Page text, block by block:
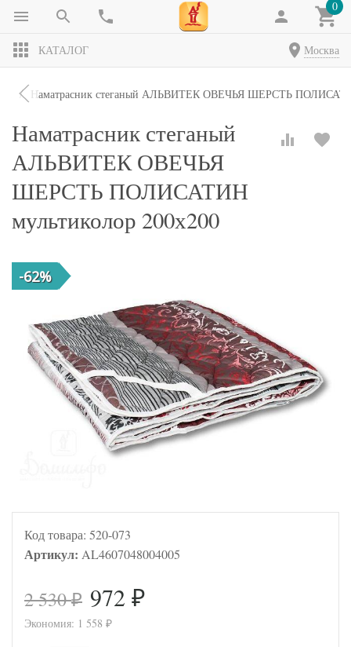
0
КАТАЛОГ Москва
Наматрасник стеганый АЛЬВИТЕК ОВЕЧЬЯ ШЕРСТЬ
Наматрасник стеганый
АЛЬВИТЕК ОВЕЧЬЯ
ШЕРСТЬ ПОЛИСАТИН
мультиколор 200х200
-62%
Код товара: 520-073
Артикул: AL4607048004005
2 530₽ 972 ₽
Экономия: 1 558 ₽